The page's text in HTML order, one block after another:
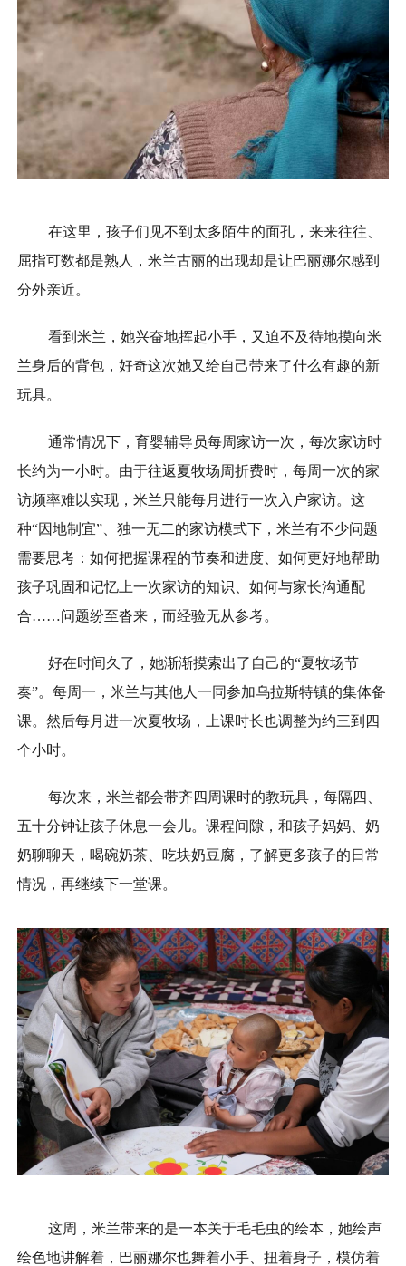
在这里，孩子们见不到太多陌生的面孔，来来往往、
屈指可数都是熟人，米兰古丽的出现却是让巴丽娜尔感到
分外亲近。
看到米兰，她兴奋地挥起小手，又迫不及待地摸向米
兰身后的背包，好奇这次她又给自己带来了什么有趣的新
玩具。
通常情况下，育婴辅导员每周家访一次，每次家访时
长约为一小时。由于往返夏牧场周折费时，每周一次的家
访频率难以实现，米兰只能每月进行一次入户家访。这
种“因地制宜”、独一无二的家访模式下，米兰有不少问题
需要思考：如何把握课程的节奏和进度、如何更好地帮助
孩子巩固和记忆上一次家访的知识、如何与家长沟通配
合……问题纷至沓来，而经验无从参考。
好在时间久了，她渐渐摸索出了自己的“夏牧场节
奏”。每周一，米兰与其他人一同参加乌拉斯特镇的集体备
课。然后每月进一次夏牧场，上课时长也调整为约三到四
个小时。
每次来，米兰都会带齐四周课时的教玩具，每隔四、
五十分钟让孩子休息一会儿。课程间隙，和孩子妈妈、奶
奶聊聊天，喝碗奶茶、吃块奶豆腐，了解更多孩子的日常
情况，再继续下一堂课。
这周，米兰带来的是一本关于毛毛虫的绘本，她绘声
绘色地讲解着，巴丽娜尔也舞着小手、扭着身子，模仿着